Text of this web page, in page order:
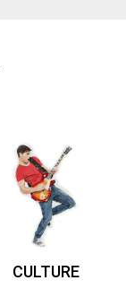
CULTURE